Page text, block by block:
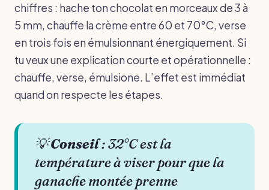
chiffres : hache ton chocolat en morceaux de 3 à
5 mm, chauffe la crème entre 60 et 70°C, verse
en trois fois en émulsionnant énergiquement. Si
tu veux une explication courte et opérationnelle :
chauffe, verse, émulsione. L’effet est immédiat
quand on respecte les étapes.
💡Conseil: 32°C est la
température à viser pour que la
ganache montée prenne